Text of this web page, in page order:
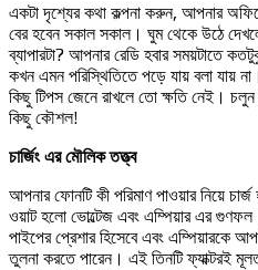
একটা দৃশ্যের কথা কল্পনা করুন, আপনার
বের হবেন সকাল সকাল। ঘুম থেকে উঠে
ব্যাপারটা? আপনার রেডি হবার সময়টাতে
কখন এমন পরিস্থিতিতে পড়ে যায় বলা যায়
কিছু টিপস জেনে রাখলে তো ক্ষতি নেই।
কিছু কৌশল!
চার্জিং এর মৌলিক তত্ত্ব
আপনার ফোনটি কী পরিমাণ পাওয়ার নিয়ে
ওয়াট হলো ভোল্টেজ এবং এম্পিয়ার এর
পাইপের প্রেশার হিসেবে এবং এম্পিয়ারকে
তুলনা করতে পারেন। এই তিনটি ফ্যাক্টরই